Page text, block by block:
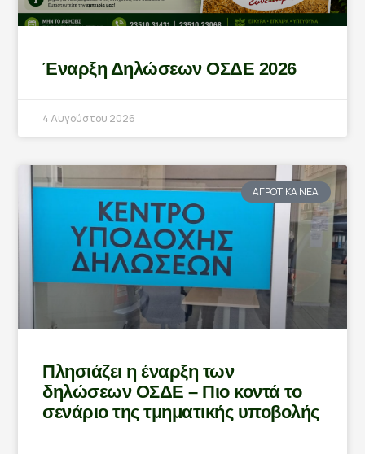
Έναρξη Δηλώσεων ΟΣΔΕ 2026
4 Αυγούστου 2026
ΑΓΡΟΤΙΚΑ ΝΕΑ
Πλησιάζει η έναρξη των
δηλώσεων ΟΣΔΕ – Πιο κοντά το
σενάριο της τμηματικής υποβολής